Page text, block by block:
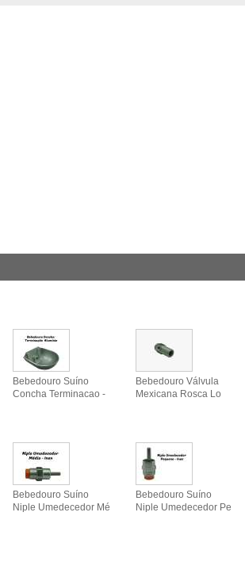
Bebedouro Suíno
Concha Terminacao -
Bebedouro Válvula
Mexicana Rosca Lo
Bebedouro Suíno
Niple Umedecedor Mé
Bebedouro Suíno
Niple Umedecedor Pe